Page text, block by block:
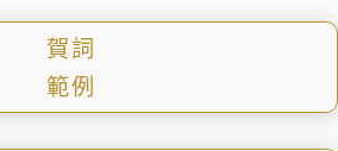
賀詞
範例